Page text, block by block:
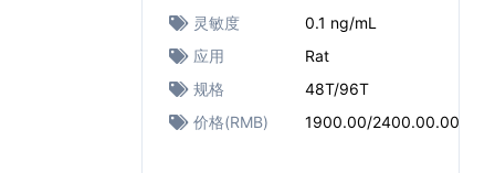
灵敏度
0.1 ng/mL
应用
Rat
规格
48T/96T
价格(RMB)
1900.00/2400.00.00